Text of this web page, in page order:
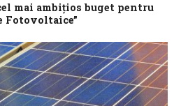
mai ambiţios buget pentru
Fotovoltaice”
Verde Fotovoltaice”, sesiunea